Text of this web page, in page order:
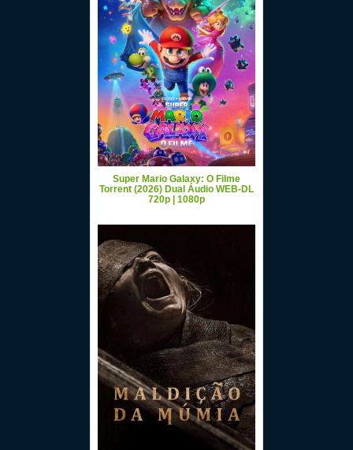
Super Mario Galaxy: O Filme
Torrent (2026) Dual Áudio WEB-DL
720p | 1080p